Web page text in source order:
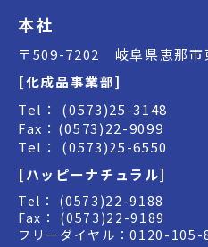
本社
〒509-7202 岐阜県恵那市
[化成品事業部]
Tel： (0573)25-3148
Fax：(0573)22-9099
Tel： (0573)25-6550
[ハッピーナチュラル]
Tel： (0573)22-9188
Fax： (0573)22-9189
フリーダイヤル：0120-105-